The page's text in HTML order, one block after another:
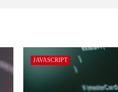
JAVASCRIPT